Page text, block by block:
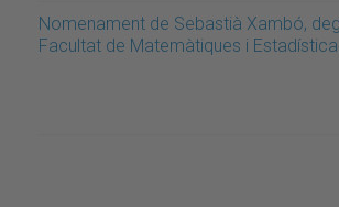
Nomenament de Sebastià Xambó,
Facultat de Matemàtiques i Estadística